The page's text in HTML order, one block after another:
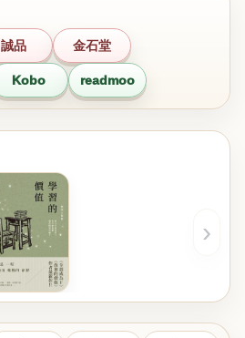
誠品 金石堂
Kobo readmoo
›